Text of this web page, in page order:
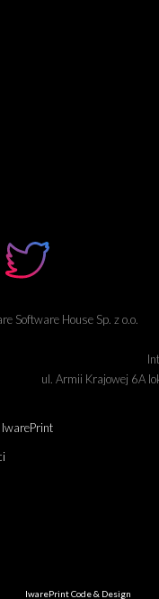
Software House Sp. z o.o.
ul. Armii Krajowej 6A
IwarePrintCode & Design